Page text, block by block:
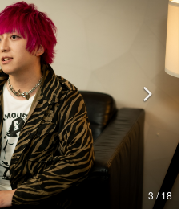
かしていく、硬派で骨太な評論連載
本語
「ラスボス」… ゲームにまつわる言葉
、コンピューター文化史研究家・タ
。
3 / 18